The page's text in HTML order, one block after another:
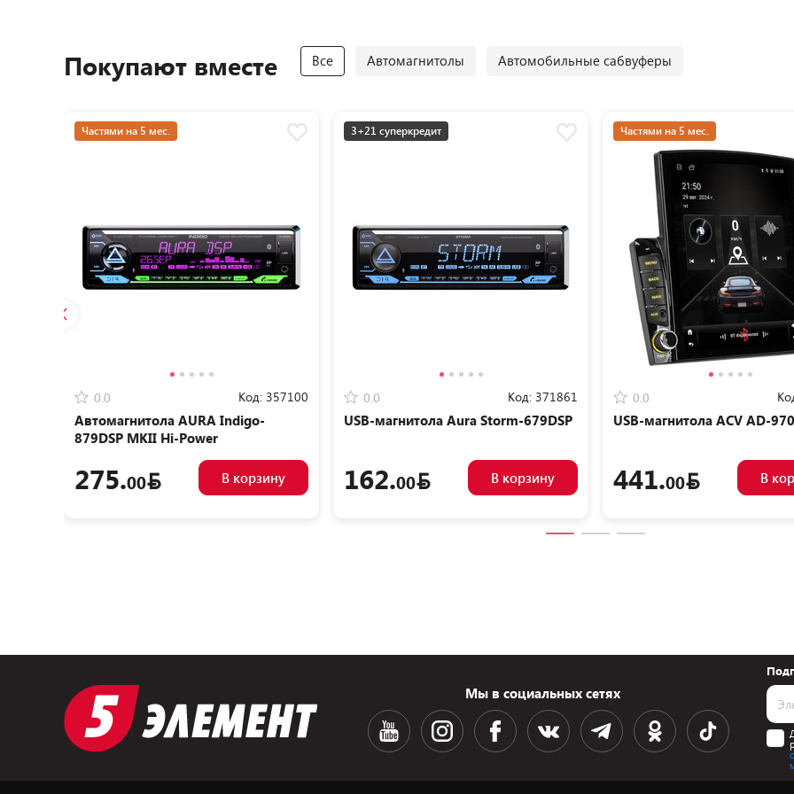
Покупают вместе Все Автомагнитолы Автомобильные сабвуферы
Частями на 5 мес.
0.0 Код: 357100
Автомагнитола AURA Indigo-
879DSP MKII Hi-Power
275.00 В корзину
3+21 суперкредит
0.0 Код: 371861
USB-магнитола Aura Storm-679DSP
162.00 В корзину
Частями на 5 мес.
0.0
USB-магнитола ACV AD-
441.00 В
Мы в социальных сетях